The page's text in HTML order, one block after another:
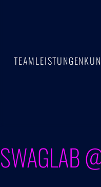
TEAMLEISTUNGEN
SWAGLAB